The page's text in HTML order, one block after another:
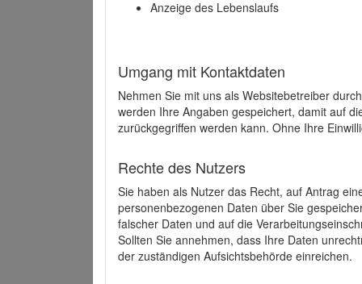
Anzeige des Lebenslaufs
Umgang mit Kontaktdaten
Nehmen Sie mit uns als Websitebetreiber
werden Ihre Angaben gespeichert, damit auf
zurückgegriffen werden kann. Ohne Ihre
Rechte des Nutzers
Sie haben als Nutzer das Recht, auf Antrag
personenbezogenen Daten über Sie
falscher Daten und auf die
Sollten Sie annehmen, dass Ihre Daten
der zuständigen Aufsichtsbehörde einreichen.